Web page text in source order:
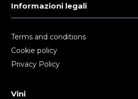
Informazioni legali
Terms and conditions
Cookie policy
Privacy Policy
Vini